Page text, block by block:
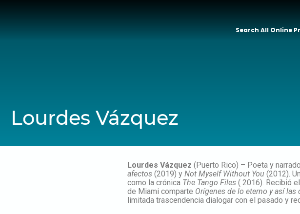
Search All Online
Lourdes Vázquez
Lourdes Vázquez(Puerto Rico) – Poeta y
afectos (2019) yNot Myself Without You(2012).
como la crónica The Tango Files( 2016). Recibió
de Miami comparte Orígenes de lo eterno y así las
limitada trascendencia dialogar con el pasado y